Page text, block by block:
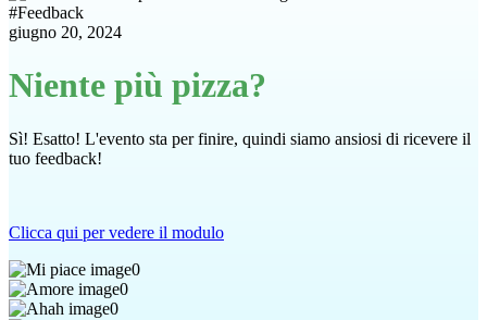
#Feedback
giugno 20, 2024
Niente più pizza?
Sì! Esatto! L'evento sta per finire, quindi siamo ansiosi di ricevere il
tuo feedback!
Clicca qui per vedere il modulo
0
0
0